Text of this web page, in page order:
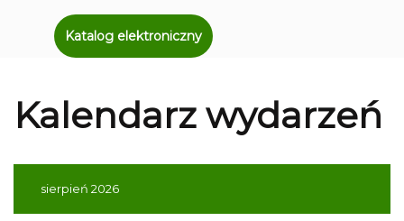
Katalog elektroniczny
Kalendarz wydarzeń
sierpień 2026